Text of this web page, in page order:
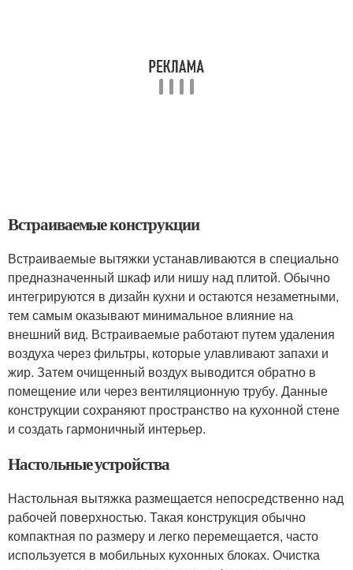
Встраиваемые конструкции
Встраиваемые вытяжки устанавливаются в специально
предназначенный шкаф или нишу над плитой. Обычно
интегрируются в дизайн кухни и остаются незаметными,
тем самым оказывают минимальное влияние на
внешний вид. Встраиваемые работают путем удаления
воздуха через фильтры, которые улавливают запахи и
жир. Затем очищенный воздух выводится обратно в
помещение или через вентиляционную трубу. Данные
конструкции сохраняют пространство на кухонной стене
и создать гармоничный интерьер.
Настольные устройства
Настольная вытяжка размещается непосредственно над
рабочей поверхностью. Такая конструкция обычно
компактная по размеру и легко перемещается, часто
используется в мобильных кухонных блоках. Очистка